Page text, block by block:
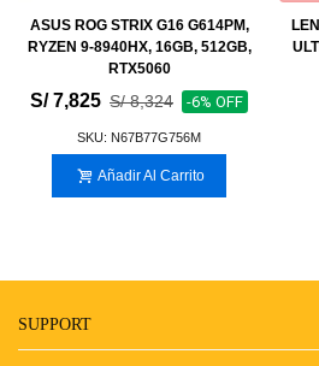
ASUS ROG STRIX G16 G614PM,
RYZEN 9-8940HX, 16GB, 512GB,
RTX5060
S/ 7,825 S/ 8,324 -6% OFF
SKU: N67B77G756M
Añadir Al Carrito
SUPPORT